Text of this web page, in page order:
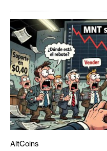
AltCoins